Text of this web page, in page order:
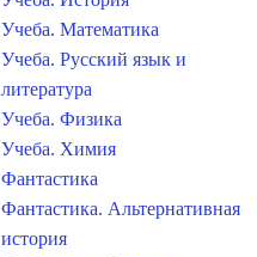
Учеба. Математика
Учеба. Русский язык и
литература
Учеба. Физика
Учеба. Химия
Фантастика
Фантастика. Альтернативная
история